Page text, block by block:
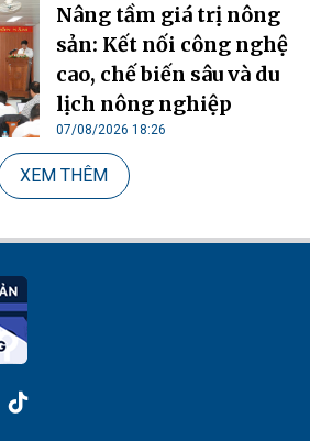
Nâng tầm giá trị nông
sản: Kết nối công nghệ
cao, chế biến sâu và du
lịch nông nghiệp
07/08/2026 18:26
XEM THÊM